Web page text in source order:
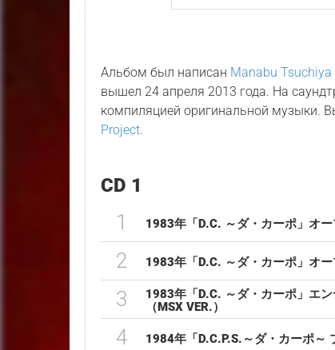
Альбом был написан Manabu Tsuchiya
вышел 24 апреля 2013 года. На
компиляцией оригинальной музыки.
Project.
CD 1
1 1983年「D.C. ～ダ・カーポ」オ
2 1983年「D.C. ～ダ・カーポ」オ
3
1983年「D.C. ～ダ・カーポ」エン
（MSX VER.）
4 1984年「D.C.P.S.～ダ・カーポ～